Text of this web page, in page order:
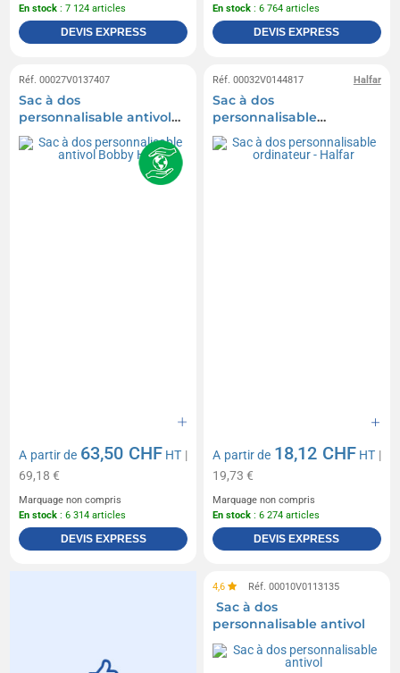
En stock : 7 124 articles
DEVIS EXPRESS
En stock : 6 764 articles
DEVIS EXPRESS
Réf. 00027V0137407
Sac à dos
personnalisable antivol
Bobby Hero
A partir de 63,50 CHF HT |
69,18 €
Marquage non compris
En stock : 6 314 articles
DEVIS EXPRESS
Halfar
Réf. 00032V0144817
Sac à dos
personnalisable
ordinateur - Halfar
A partir de 18,12 CHF HT |
19,73 €
Marquage non compris
En stock : 6 274 articles
DEVIS EXPRESS
4,6 Réf. 00010V0113135
Sac à dos
personnalisable antivol